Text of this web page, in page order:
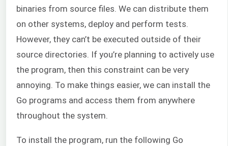
binaries from source files. We can distribute them
on other systems, deploy and perform tests.
However, they can’t be executed outside of their
source directories. If you’re planning to actively use
the program, then this constraint can be very
annoying. To make things easier, we can install the
Go programs and access them from anywhere
throughout the system.
To install the program, run the following Go